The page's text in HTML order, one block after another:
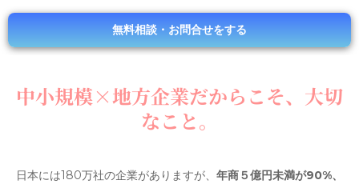
無料相談・お問合せをする
中小規模×地方企業だからこそ、大切
なこと。
日本には180万社の企業がありますが、 年商５億円未満が90%、